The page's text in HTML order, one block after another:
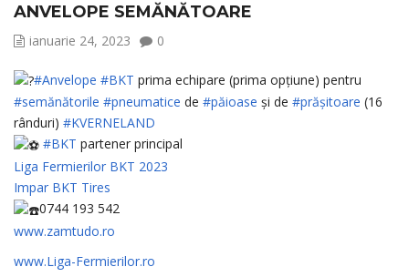
ANVELOPE SEMĂNĂTOARE
ianuarie 24, 2023 0
#Anvelope #BKT prima echipare (prima opțiune) pentru
#semănătorile #pneumatice de #păioase și de #prășitoare (16
rânduri) #KVERNELAND
#BKT partener principal
Liga Fermierilor BKT 2023
Impar BKT Tires
0744 193 542
www.zamtudo.ro
www.Liga-Fermierilor.ro